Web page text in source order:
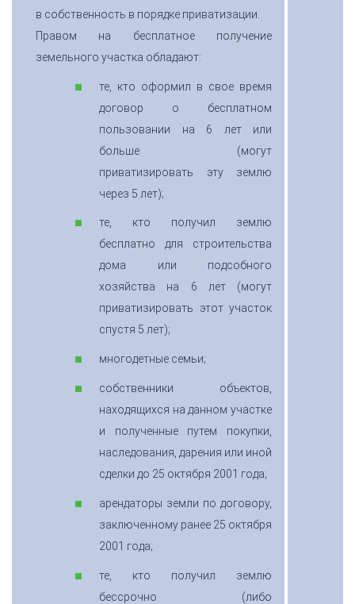
в собственность в порядке приватизации.
Правом на бесплатное получение
земельного участка обладают:
те, кто оформил в свое время
договор о бесплатном
пользовании на 6 лет или
больше (могут
приватизировать эту землю
через 5 лет);
те, кто получил землю
бесплатно для строительства
дома или подсобного
хозяйства на 6 лет (могут
приватизировать этот участок
спустя 5 лет);
многодетные семьи;
собственники объектов,
находящихся на данном участке
и полученные путем покупки,
наследования, дарения или иной
сделки до 25 октября 2001 года;
арендаторы земли по договору,
заключенному ранее 25 октября
2001 года;
те, кто получил землю
бессрочно (либо